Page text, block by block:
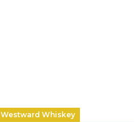
Westward Whiskey